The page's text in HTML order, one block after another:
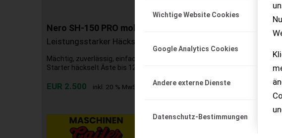
Wichtige Website Cookies
Google Analytics Cookies
Andere externe Dienste
Datenschutz-Bestimmungen
Nero SH-150 PRO mobiler Häcksler - bis zu 12cm Äste
Leistungsstarker Häcksler
Mächtig, zuverlässig, einfach zu starten: Der Nero SH-150 PRO mit 15 PS
Starter häckselt Äste bis 12 cm – Profi-Qualität für Ihr Zuhause - M...
EUR 2.500 inkl. 20 % MwSt.